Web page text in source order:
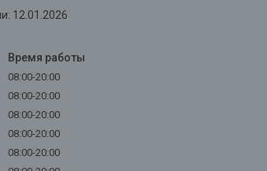
12.01.2026
Время работы
08:00-20:00
08:00-20:00
08:00-20:00
08:00-20:00
08:00-20:00